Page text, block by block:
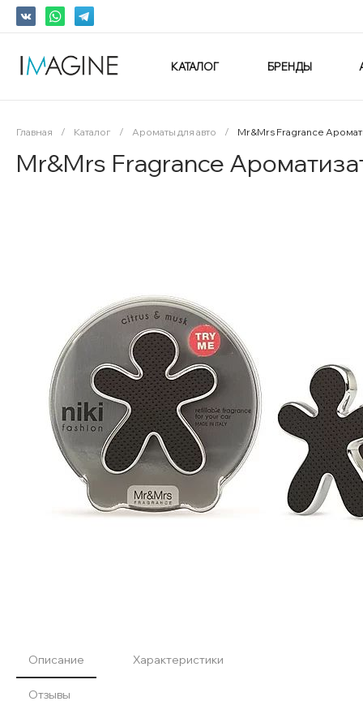
КАТАЛОГ БРЕНДЫ
Главная / Каталог / Ароматы для авто / Mr&Mrs Fragrance
Mr&Mrs Fragrance
Описание Характеристики
Отзывы